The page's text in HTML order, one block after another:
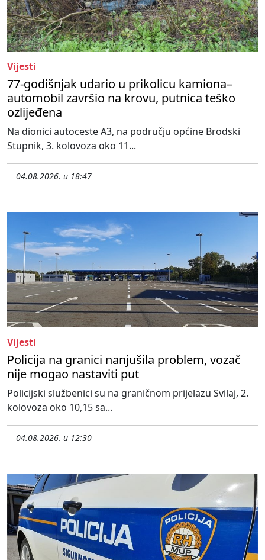
Vijesti
77-godišnjak udario u prikolicu kamiona–
automobil završio na krovu, putnica teško
ozlijeđena
Na dionici autoceste A3, na području općine Brodski
Stupnik, 3. kolovoza oko 11...
04.08.2026. u 18:47
Vijesti
Policija na granici nanjušila problem, vozač
nije mogao nastaviti put
Policijski službenici su na graničnom prijelazu Svilaj, 2.
kolovoza oko 10,15 sa...
04.08.2026. u 12:30